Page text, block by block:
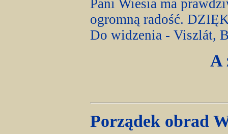
Pani Wiesia ma
ogromną radość.
Do widzenia - Viszlát,
A
Porządek obrad